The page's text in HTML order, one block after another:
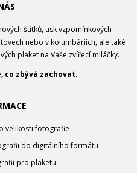
štítků, tisk vzpomínkových
nebo v kolumbáriích, ale také
plaket na Vaše zvířecí miláčky.
co zbývá zachovat.
velikosti fotografie
do digitálního formátu
pro plaketu